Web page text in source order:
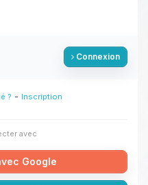
Connexion
? - Inscription
avec
Google